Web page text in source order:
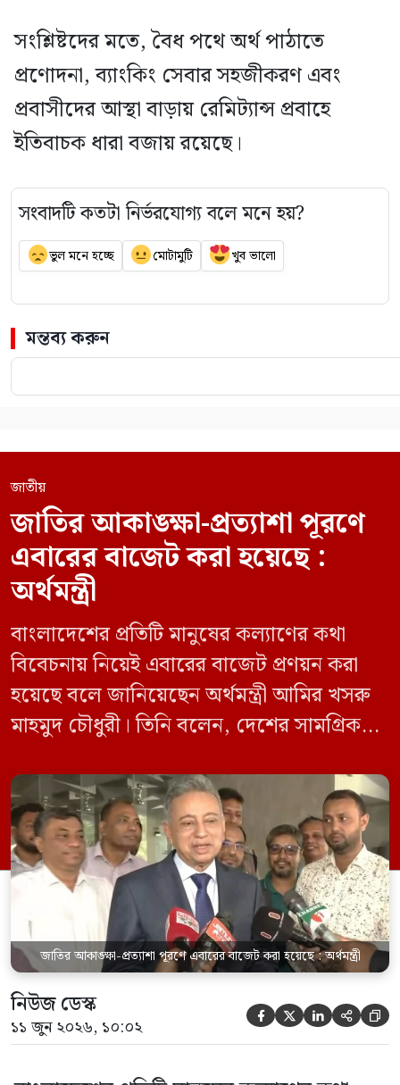
সংশ্লিষ্টদের মতে, বৈধ পথে অর্থ পাঠাতে
প্রণোদনা, ব্যাংকিং সেবার সহজীকরণ এবং
প্রবাসীদের আস্থা বাড়ায় রেমিট্যান্স প্রবাহে
ইতিবাচক ধারা বজায় রয়েছে।
সংবাদটি কতটা নির্ভরযোগ্য বলে মনে হয়?
ভুল মনে হচ্ছে মোটামুটি খুব ভালো
মন্তব্য করুন
জাতীয়
জাতির আকাঙ্ক্ষা-প্রত্যাশা পূরণে
এবারের বাজেট করা হয়েছে :
অর্থমন্ত্রী
বাংলাদেশের প্রতিটি মানুষের কল্যাণের কথা
বিবেচনায় নিয়েই এবারের বাজেট প্রণয়ন করা
হয়েছে বলে জানিয়েছেন অর্থমন্ত্রী আমির খসরু
মাহমুদ চৌধুরী। তিনি বলেন, দেশের সামগ্রিক
দিয়ে বাজেটের সব বিষয় নির্ধারণ করা হয়েছে।
এবারের বাজেটের প্রেক্ষাপটও কিছুটা ভিন্ন।
দীর্ঘদিন পর একটি নির্বাচিত সরকারের অধীনে
জাতীয় বাজেট উপস্থাপিত হতে যাচ্ছে। ফলে
জাতির প্রত্যাশা […]
জাতির আকাঙ্ক্ষা-প্রত্যাশা পূরণে এবারের বাজেট করা হয়েছে : অর্থমন্ত্রী
নিউজ ডেস্ক
১১ জুন ২০২৬, ১০:০২     